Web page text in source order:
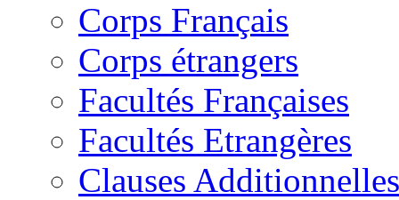
Corps Français
Corps étrangers
Facultés Françaises
Facultés Etrangères
Clauses Additionnelles